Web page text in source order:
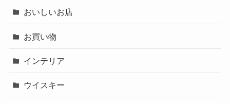
おいしいお店
お買い物
インテリア
ウイスキー